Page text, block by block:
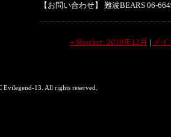
【お問い合わせ】 難波BEARS 06-
« Shocker: 2019年12月 | メ
13. All rights reserved.